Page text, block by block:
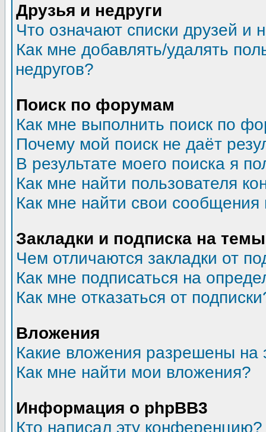
Друзья и недруги
Что означают списки друзей и
Как мне добавлять/удалять
недругов?
Поиск по форумам
Как мне выполнить поиск по
Почему мой поиск не даёт
В результате моего поиска я
Как мне найти пользователя
Как мне найти свои
Закладки и подписка на темы
Чем отличаются закладки от
Как мне подписаться на
Как мне отказаться от
Вложения
Какие вложения разрешены на
Как мне найти мои вложения?
Информация о phpBB3
Кто написал эту конференцию?